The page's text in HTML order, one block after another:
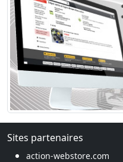
Sites partenaires
action-webstore.com